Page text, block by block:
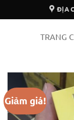
ĐỊA
TRANG
Giảm giá!